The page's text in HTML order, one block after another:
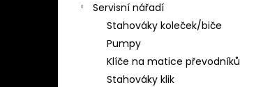
Servisní nářadí
Stahováky koleček/biče
Pumpy
Klíče na matice převodníků
Stahováky klik